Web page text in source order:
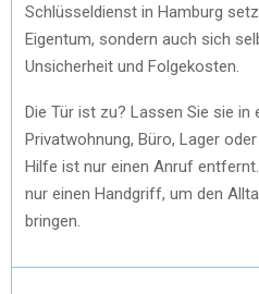
Schlüsseldienst in Hamburg
Eigentum, sondern auch sich
Unsicherheit und Folgekosten.
Die Tür ist zu? Lassen Sie sie in
Privatwohnung, Büro, Lager
Hilfe ist nur einen Anruf
nur einen Handgriff, um den
bringen.